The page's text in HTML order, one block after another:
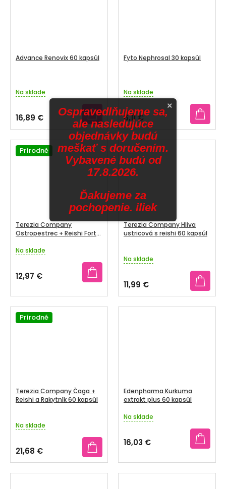
Advance Renovix 60 kapsúl
Na sklade
16,89 €
Fyto Nephrosal 30 kapsúl
Na sklade
6,11 €
Prírodné
Terezia Company
Ostropestrec + Reishi Forte
Priemerné
produktu
je
z
5
hviezdičiek.
Na sklade
12,97 €
Terezia Company Hliva
ustricová s reishi 60 kapsúl
Na sklade
11,99 €
Prírodné
Terezia Company Čaga +
Reishi a Rakytník 60 kapsúl
Na sklade
21,68 €
Edenpharma Kurkuma
extrakt plus 60 kapsúl
Priemerné
produktu
je
z
5
Na sklade
16,03 €
×
Ospravedlňujeme sa,
ale nasledujúce
objednávky budú
meškať s doručením.
Vybavené budú od
17.8.2026.
Ďakujeme za
pochopenie. iliek